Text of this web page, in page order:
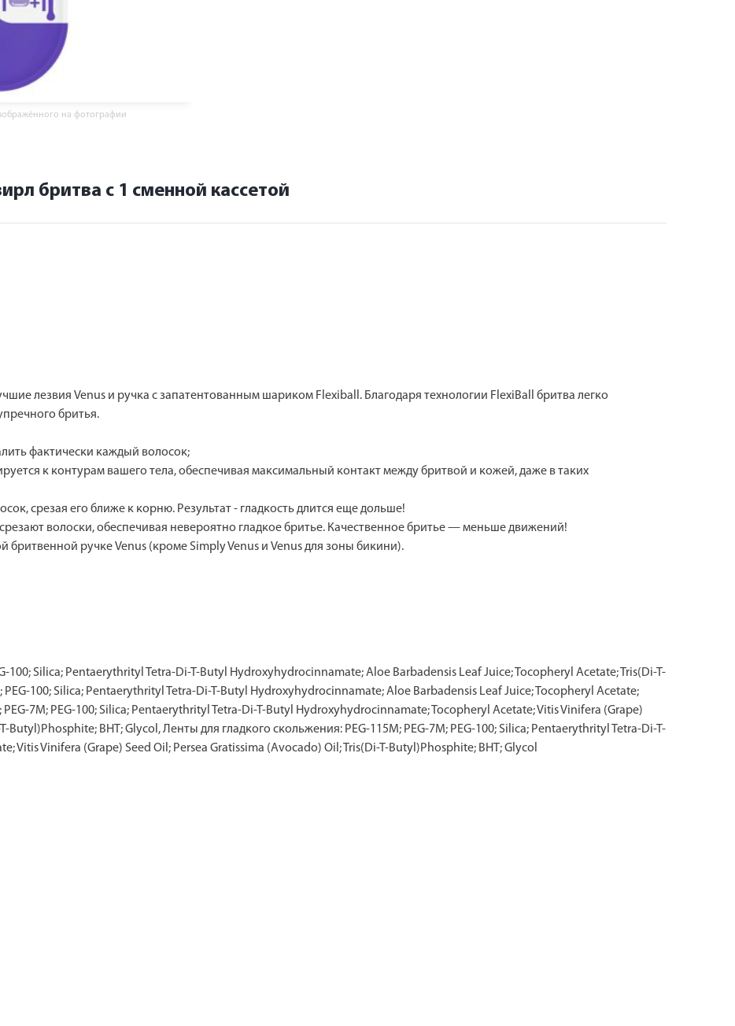
на фотографии
бритва с 1 сменной кассетой
лезвия Venus и ручка с запатентованным шариком Flexiball. Благодаря технологии FlexiBall бритва легко
бритья.
фактически каждый волосок;
к контурам вашего тела, обеспечивая максимальный контакт между бритвой и кожей, даже в таких
срезая его ближе к корню. Результат - гладкость длится еще дольше!
волоски, обеспечивая невероятно гладкое бритье. Качественное бритье — меньше движений!
бритвенной ручке Venus (кроме Simply Venus и Venus для зоны бикини).
100; Silica; Pentaerythrityl Tetra-Di-T-Butyl Hydroxyhydrocinnamate; Aloe Barbadensis Leaf Juice; Tocopheryl Acetate; Tris(Di-T-
PEG-100; Silica; Pentaerythrityl Tetra-Di-T-Butyl Hydroxyhydrocinnamate; Aloe Barbadensis Leaf Juice; Tocopheryl Acetate;
PEG-7M; PEG-100; Silica; Pentaerythrityl Tetra-Di-T-Butyl Hydroxyhydrocinnamate; Tocopheryl Acetate; Vitis Vinifera (Grape)
Butyl)Phosphite; BHT; Glycol, Ленты для гладкого скольжения: PEG-115M; PEG-7M; PEG-100; Silica; Pentaerythrityl Tetra-Di-T-
Vitis Vinifera (Grape) Seed Oil; Persea Gratissima (Avocado) Oil; Tris(Di-T-Butyl)Phosphite; BHT; Glycol